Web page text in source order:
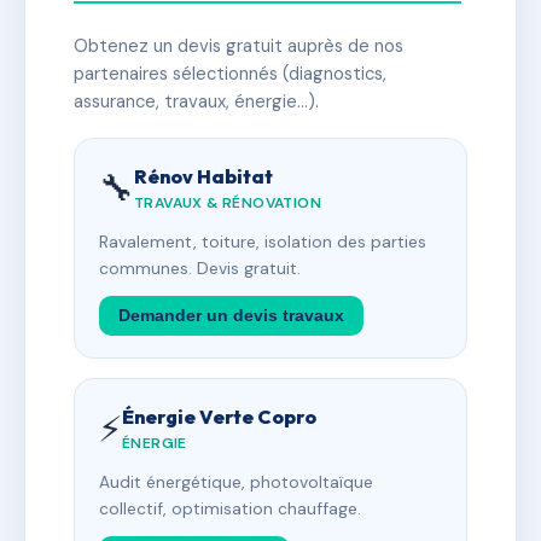
Obtenez un devis gratuit auprès de nos
partenaires sélectionnés (diagnostics,
assurance, travaux, énergie…).
🔧 Rénov Habitat
TRAVAUX & RÉNOVATION
Ravalement, toiture, isolation des parties
communes. Devis gratuit.
Demander un devis travaux
⚡Énergie Verte Copro
ÉNERGIE
Audit énergétique, photovoltaïque
collectif, optimisation chauffage.